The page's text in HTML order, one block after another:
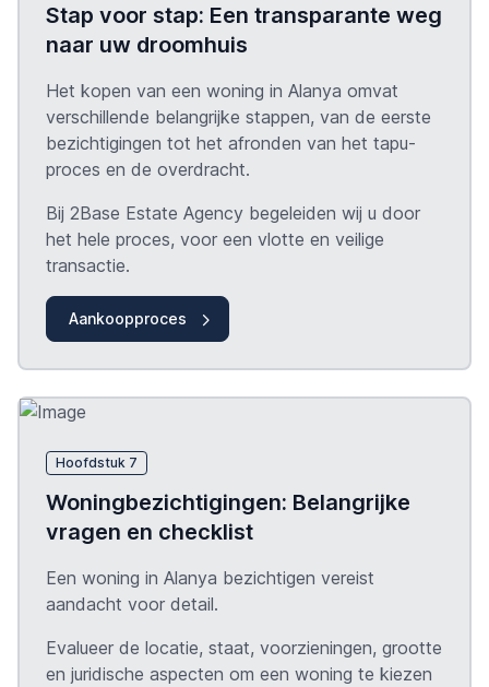
Stap voor stap: Een transparante weg
naar uw droomhuis
Het kopen van een woning in Alanya omvat
verschillende belangrijke stappen, van de eerste
bezichtigingen tot het afronden van het tapu-
proces en de overdracht.
Bij 2Base Estate Agency begeleiden wij u door
het hele proces, voor een vlotte en veilige
transactie.
Aankoopproces
Hoofdstuk 7
Woningbezichtigingen: Belangrijke
vragen en checklist
Een woning in Alanya bezichtigen vereist
aandacht voor detail.
Evalueer de locatie, staat, voorzieningen, grootte
en juridische aspecten om een woning te kiezen